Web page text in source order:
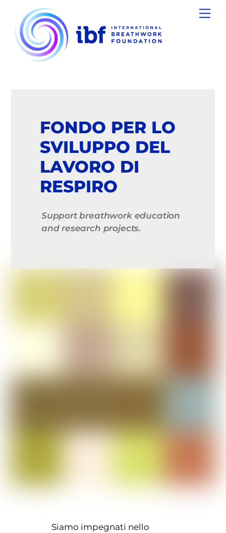
content
FONDO PER LO
SVILUPPO DEL
LAVORO DI
RESPIRO
Support breathwork education
and research projects.
Siamo impegnati nello